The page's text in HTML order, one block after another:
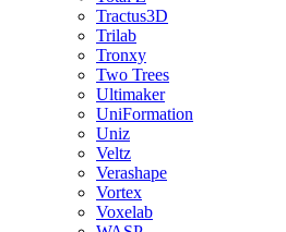
Tractus3D
Trilab
Tronxy
Two Trees
Ultimaker
UniFormation
Uniz
Veltz
Verashape
Vortex
Voxelab